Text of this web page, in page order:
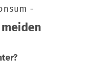
-